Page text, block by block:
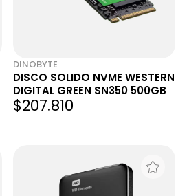
DINOBYTE
DISCO SOLIDO NVME WESTERN
DIGITAL GREEN SN350 500GB
$207.810